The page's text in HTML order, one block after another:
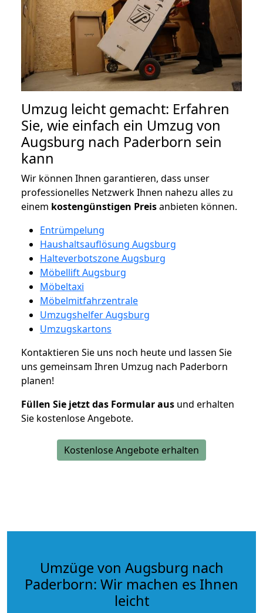
Umzug leicht gemacht: Erfahren
Sie, wie einfach ein Umzug von
Augsburg nach Paderborn sein
kann
Wir können Ihnen garantieren, dass unser
professionelles Netzwerk Ihnen nahezu alles zu
einem kostengünstigen Preisanbieten können.
Entrümpelung
Haushaltsauflösung Augsburg
Halteverbotszone Augsburg
Möbellift Augsburg
Möbeltaxi
Möbelmitfahrzentrale
Umzugshelfer Augsburg
Umzugskartons
Kontaktieren Sie uns noch heute und lassen Sie
uns gemeinsam Ihren Umzug nach Paderborn
planen!
Füllen Sie jetzt das Formular aus und erhalten
Sie kostenlose Angebote.
Kostenlose Angebote erhalten
Umzüge von Augsburg nach
Paderborn: Wir machen es Ihnen
leicht